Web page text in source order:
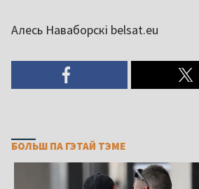
Алесь Наваборскі belsat.eu
БОЛЬШ ПА ГЭТАЙ ТЭМЕ